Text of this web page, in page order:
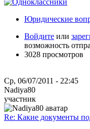
Юридические
Войдите или
возможность
3028 просмотров
Ср, 06/07/2011 - 22:45
Nadiya80
участник
Re: Какие документы